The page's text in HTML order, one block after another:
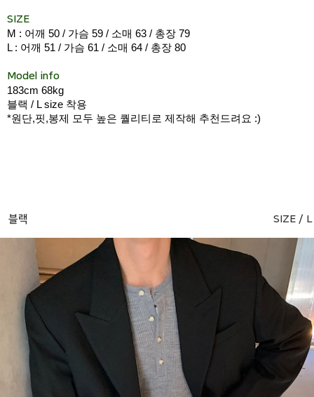
SIZE
M : 어깨 50 / 가슴 59 / 소매 63 / 총장 79
L : 어깨 51 / 가슴 61 / 소매 64 / 총장 80
Model info
183cm 68kg
블랙 / L size 착용
*원단,핏,봉제 모두 높은 퀄리티로 제작해 추천드려요 :)
블랙 SIZE / L